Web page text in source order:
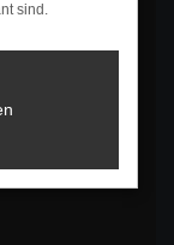
zu laden. Dabei
Wenn Sie damit
sind.